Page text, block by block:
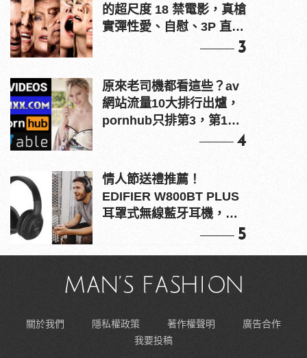
的超尺度 18 禁電影，真槍
實彈性愛、自慰、3P 直接
3
原來老司機都看這些？av
網站流量10大排行出爐，
pornhub只排第3，第1名
4
情人節送禮推薦！
EDIFIER W800BT PLUS
耳罩式無線藍牙耳機，在
5
關於我們 隱私權政策 著作權聲明
廣告合作
我要投稿